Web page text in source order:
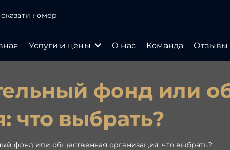
номер
Услуги и цены О нас Команда Отзывы
фонд или
что выбрать?
фонд или общественная организация: что выбрать?